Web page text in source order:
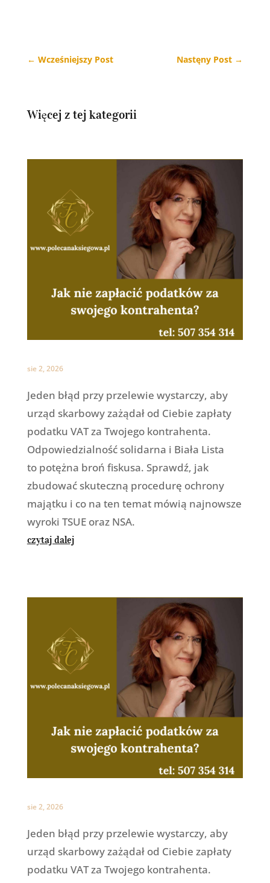
← Wcześniejszy Post Nastęny Post →
Więcej z tej kategorii
sie 2, 2026
Jeden błąd przy przelewie wystarczy, aby
urząd skarbowy zażądał od Ciebie zapłaty
podatku VAT za Twojego kontrahenta.
Odpowiedzialność solidarna i Biała Lista
to potężna broń fiskusa. Sprawdź, jak
zbudować skuteczną procedurę ochrony
majątku i co na ten temat mówią najnowsze
wyroki TSUE oraz NSA.
czytaj dalej
sie 2, 2026
Jeden błąd przy przelewie wystarczy, aby
urząd skarbowy zażądał od Ciebie zapłaty
podatku VAT za Twojego kontrahenta.